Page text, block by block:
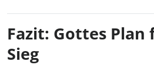
Fazit: Gottes Plan
Sieg